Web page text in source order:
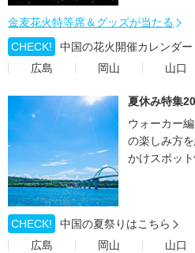
金麦花火特等席＆グッズが当たる
CHECK!
中国の花火開催カレンダー
広島
岡山 山口
夏休み特集
ウォーカー
の楽しみ方
かけスポッ
CHECK!
中国の夏祭りはこちら
広島
岡山 山口